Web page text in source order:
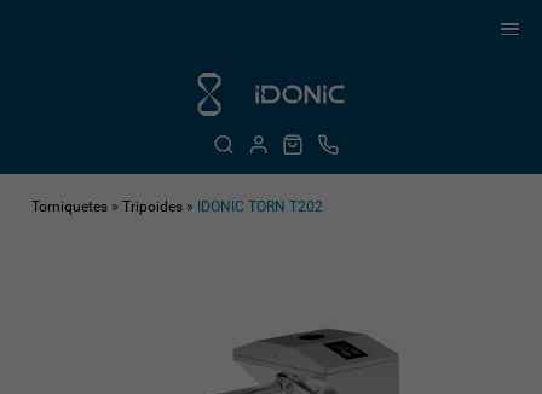
Torniquetes »Tripoides » IDONIC TORN T202